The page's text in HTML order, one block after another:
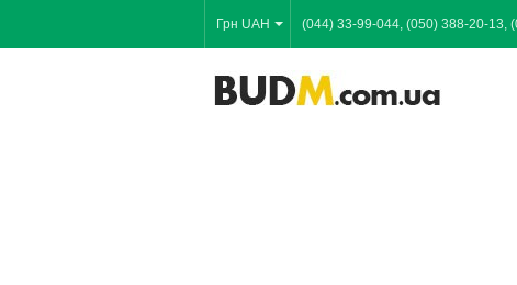
Грн UAH (044) 33-99-044, (050) 388-20-13,